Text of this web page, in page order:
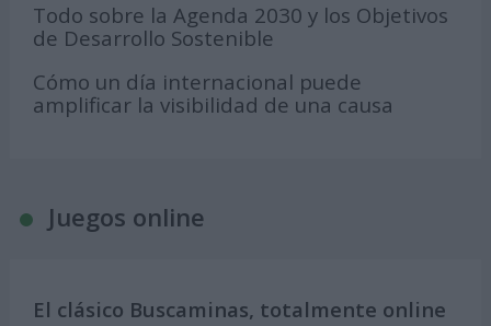
Todo sobre la Agenda 2030 y los Objetivos
de Desarrollo Sostenible
Cómo un día internacional puede
amplificar la visibilidad de una causa
Juegos online
El clásico Buscaminas, totalmente online